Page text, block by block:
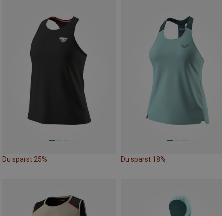
Du sparst 25% Du sparst 18%